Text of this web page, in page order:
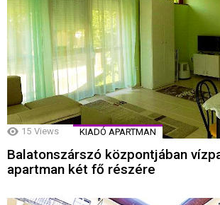
15 Views KIADÓ APARTMAN
Balatonszárszó központjában
apartman két fő részére